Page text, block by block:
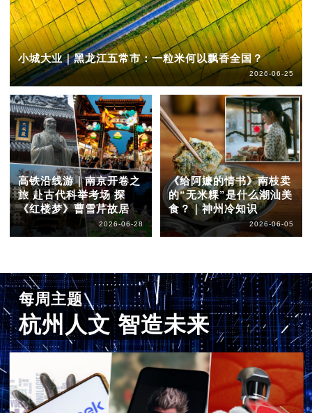
小城大业｜黑龙江五常市：一粒米何以飘香全国？
2026-06-25
高铁沿线游｜南京开卷之
旅 赴古代科举考场 探
《红楼梦》曹雪芹故居
2026-06-28
《给阿嬷的情书》南枝卖
的“无米粿”是什么潮汕美
食？｜神州冷知识
2026-06-05
每周主题
杭州人文 智造未来